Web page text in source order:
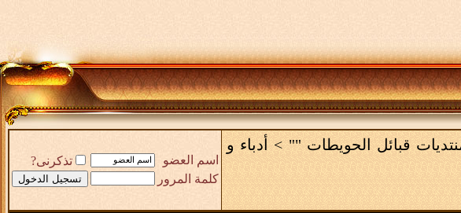
قبائل الحويطات "" > أدباء و
اسم العضو
تذكرنى?
كلمة المرور